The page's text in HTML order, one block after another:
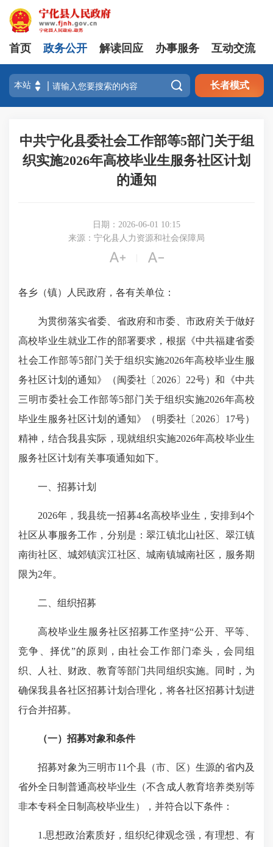
首页 政务公开 解读回应 办事服务 互动交流
 长者模式
中共宁化县委社会工作部等5部门关于组
织实施2026年高校毕业生服务社区计划
的通知
日期：2026-06-01 10:15
来源：宁化县人力资源和社会保障局
 
各乡（镇）人民政府，各有关单位：
为贯彻落实省委、省政府和市委、市政府关于做好
高校毕业生就业工作的部署要求，根据《中共福建省委
社会工作部等5部门关于组织实施2026年高校毕业生服
务社区计划的通知》（闽委社〔2026〕22号）和《中共
三明市委社会工作部等5部门关于组织实施2026年高校
毕业生服务社区计划的通知》（明委社〔2026〕17号）
精神，结合我县实际，现就组织实施2026年高校毕业生
服务社区计划有关事项通知如下。
一、招募计划
2026年，我县统一招募4名高校毕业生，安排到4个
社区从事服务工作，分别是：翠江镇北山社区、翠江镇
南街社区、城郊镇滨江社区、城南镇城南社区，服务期
限为2年。
二、组织招募
高校毕业生服务社区招募工作坚持“公开、平等、
竞争、择优”的原则，由社会工作部门牵头，会同组
织、人社、财政、教育等部门共同组织实施。同时，为
确保我县各社区招募计划合理化，将各社区招募计划进
行合并招募。
（一）招募对象和条件
招募对象为三明市11个县（市、区）生源的省内及
省外全日制普通高校毕业生（不含成人教育培养类别等
非本专科全日制高校毕业生），并符合以下条件：
1.思想政治素质好，组织纪律观念强，有理想、有